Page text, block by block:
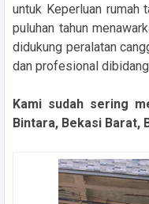
untuk Keperluan rumah
puluhan tahun
didukung peralatan
dan profesional
Kami sudah sering
Bintara, Bekasi Barat,